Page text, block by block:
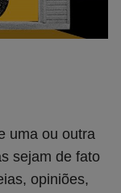
uma ou outra
sejam de fato
opiniões,